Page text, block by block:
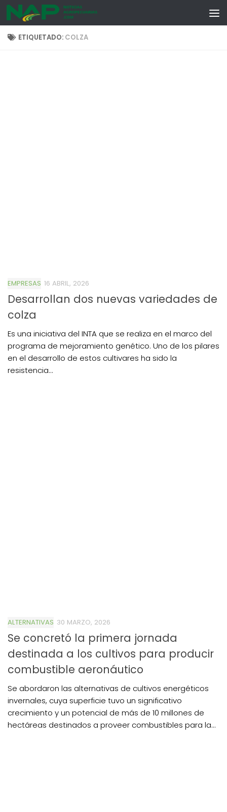
Skip to content
ETIQUETADO: COLZA
EMPRESAS 16 ABRIL, 2026
Desarrollan dos nuevas variedades de
colza
Es una iniciativa del INTA que se realiza en el marco del
programa de mejoramiento genético. Uno de los pilares
en el desarrollo de estos cultivares ha sido la
resistencia...
ALTERNATIVAS 30 MARZO, 2026
Se concretó la primera jornada
destinada a los cultivos para producir
combustible aeronáutico
Se abordaron las alternativas de cultivos energéticos
invernales, cuya superficie tuvo un significativo
crecimiento y un potencial de más de 10 millones de
hectáreas destinados a proveer combustibles para la...